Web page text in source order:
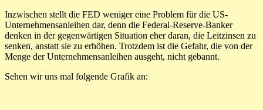
Inzwischen stellt die FED weniger eine Problem für die US-
Unternehmensanleihen dar, denn die Federal-Reserve-Banker
denken in der gegenwärtigen Situation eher daran, die Leitzinsen zu
senken, anstatt sie zu erhöhen. Trotzdem ist die Gefahr, die von der
Menge der Unternehmensanleihen ausgeht, nicht gebannt.
Sehen wir uns mal folgende Grafik an: